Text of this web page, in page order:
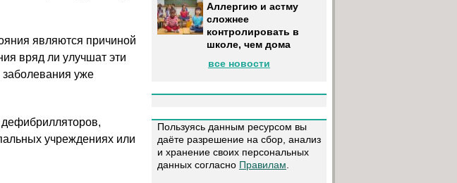
являются причиной
вряд ли улучшат эти
уже
дефибрилляторов,
учреждениях или
Аллергию и астму
сложнее
контролировать в
школе, чем дома
все новости
Пользуясь данным ресурсом вы
даёте разрешение на сбор, анализ
и хранение своих персональных
данных согласно Правилам